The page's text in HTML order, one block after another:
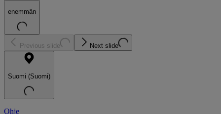
enemmän
Previous slide Next slide
Suomi (Suomi)
Ohje